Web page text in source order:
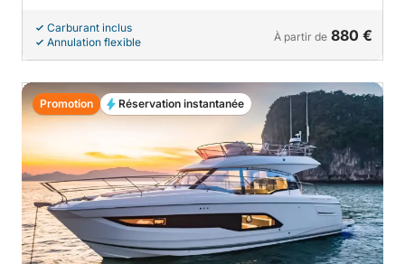
Carburant inclus
Annulation flexible
À partir de 880 €
Promotion Réservation instantanée